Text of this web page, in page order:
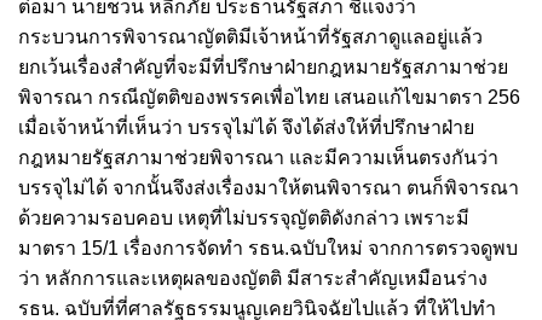
ต่อมา นายชวน หลีกภัย ประธานรัฐสภา ชี้แจงว่า
กระบวนการพิจารณาญัตติมีเจ้าหน้าที่รัฐสภาดูแลอยู่แล้ว
ยกเว้นเรื่องสำคัญที่จะมีที่ปรึกษาฝ่ายกฎหมายรัฐสภามาช่วย
พิจารณา กรณีญัตติของพรรคเพื่อไทย เสนอแก้ไขมาตรา 256
เมื่อเจ้าหน้าที่เห็นว่า บรรจุไม่ได้ จึงได้ส่งให้ที่ปรึกษาฝ่าย
กฎหมายรัฐสภามาช่วยพิจารณา และมีความเห็นตรงกันว่า
บรรจุไม่ได้ จากนั้นจึงส่งเรื่องมาให้ตนพิจารณา ตนก็พิจารณา
ด้วยความรอบคอบ เหตุที่ไม่บรรจุญัตติดังกล่าว เพราะมี
มาตรา 15/1 เรื่องการจัดทำ รธน.ฉบับใหม่ จากการตรวจดูพบ
ว่า หลักการและเหตุผลของญัตติ มีสาระสำคัญเหมือนร่าง
รธน. ฉบับที่ที่ศาลรัฐธรรมนูญเคยวินิจฉัยไปแล้ว ที่ให้ไปทำ